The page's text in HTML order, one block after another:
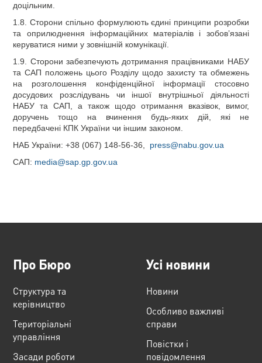
доцільним.
1.8. Сторони спільно формулюють єдині принципи розробки
та оприлюднення інформаційних матеріалів і зобов’язані
керуватися ними у зовнішній комунікації.
1.9. Сторони забезпечують дотримання працівниками НАБУ
та САП положень цього Розділу щодо захисту та обмежень
на розголошення конфіденційної інформації стосовно
досудових розслідувань чи іншої внутрішньої діяльності
НАБУ та САП, а також щодо отримання вказівок, вимог,
доручень тощо на вчинення будь-яких дій, які не
передбачені КПК України чи іншим законом.
НАБ України: +38 (067) 148-56-36, press@nabu.gov.ua
САП: media@sap.gp.gov.ua
Про Бюро
Структура та
керівництво
Територіальні
управління
Засади роботи
Усі новини
Новини
Особливо важливі
справи
Повістки і
повідомлення